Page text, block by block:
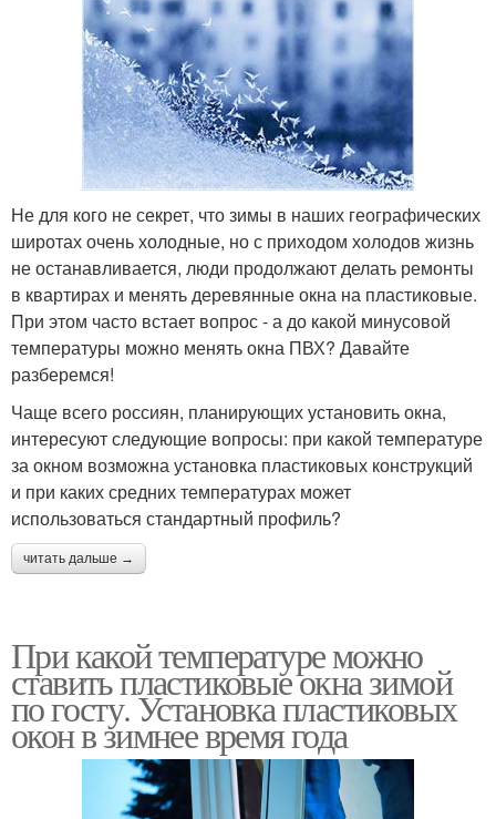
Не для кого не секрет, что зимы в наших географических
широтах очень холодные, но с приходом холодов жизнь
не останавливается, люди продолжают делать ремонты
в квартирах и менять деревянные окна на пластиковые.
При этом часто встает вопрос - а до какой минусовой
температуры можно менять окна ПВХ? Давайте
разберемся!
Чаще всего россиян, планирующих установить окна,
интересуют следующие вопросы: при какой температуре
за окном возможна установка пластиковых конструкций
и при каких средних температурах может
использоваться стандартный профиль?
читать дальше →
При какой температуре можно
ставить пластиковые окна зимой
по госту. Установка пластиковых
окон в зимнее время года